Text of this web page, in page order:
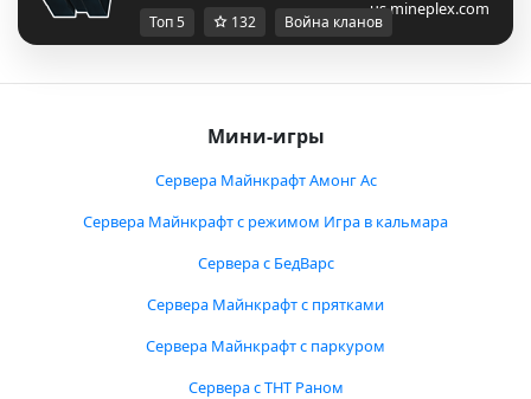
us.mineplex.com
Топ 5 132 Война кланов
Мини-игры
Сервера Майнкрафт Амонг Ас
Сервера Майнкрафт с режимом Игра в кальмара
Сервера с БедВарс
Сервера Майнкрафт с прятками
Сервера Майнкрафт с паркуром
Сервера с ТНТ Раном